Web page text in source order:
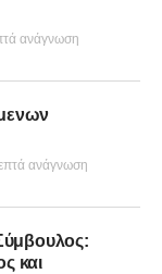
ανάγνωση
ανάγνωση
και